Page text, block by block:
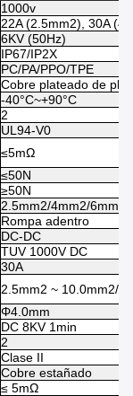
1000v
22A (2.5mm2), 30A
6KV (50Hz)
IP67/IP2X
PC/PA/PPO/TPE
Cobre plateado de
-40°C~+90°C
2
UL94-V0
≤5mΩ
≤50N
≥50N
2.5mm2/4mm2/6mm2
Rompa adentro
DC-DC
TUV 1000V DC
30A
2.5mm2 ~ 10.0mm2/
Φ4.0mm
DC 8KV 1min
2
Clase II
Cobre estañado
≤ 5mΩ